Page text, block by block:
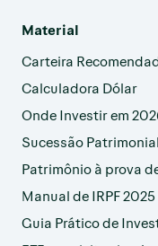
Material
Carteira
Calculadora Dólar
Onde Investir em
Sucessão Patrimonial
Patrimônio à prova
Manual de IRPF 2025
Guia Prático de